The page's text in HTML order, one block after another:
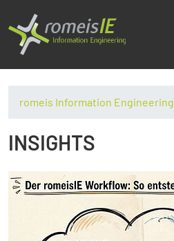
romeis Information Engineering
INSIGHTS